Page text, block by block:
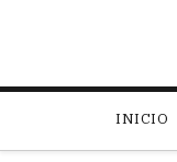
INICIO